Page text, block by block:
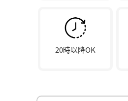
20時以降OK